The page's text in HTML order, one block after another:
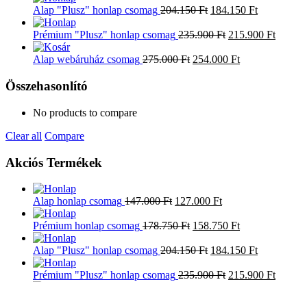
Alap "Plusz" honlap csomag 204.150Ft 184.150 Ft
Prémium "Plusz" honlap csomag 235.900Ft 215.900 Ft
Alap webáruház csomag 275.000Ft 254.000 Ft
Összehasonlító
No products to compare
Clear all Compare
Akciós Termékek
Alap honlap csomag 147.000Ft 127.000 Ft
Prémium honlap csomag 178.750Ft 158.750 Ft
Alap "Plusz" honlap csomag 204.150Ft 184.150 Ft
Prémium "Plusz" honlap csomag 235.900Ft 215.900 Ft